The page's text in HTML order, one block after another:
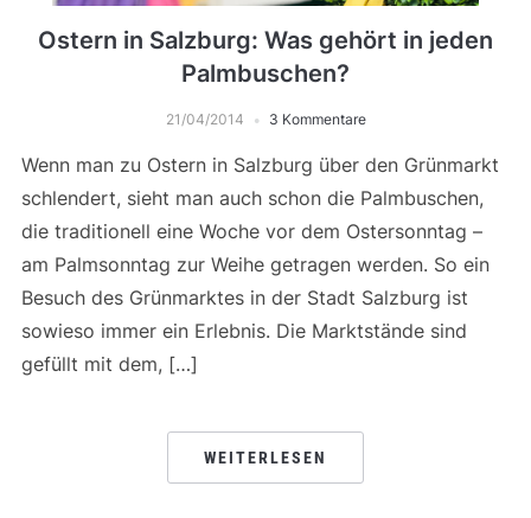
Ostern in Salzburg: Was gehört in jeden
Palmbuschen?
21/04/2014 3 Kommentare
Wenn man zu Ostern in Salzburg über den Grünmarkt
schlendert, sieht man auch schon die Palmbuschen,
die traditionell eine Woche vor dem Ostersonntag –
am Palmsonntag zur Weihe getragen werden. So ein
Besuch des Grünmarktes in der Stadt Salzburg ist
sowieso immer ein Erlebnis. Die Marktstände sind
gefüllt mit dem, […]
WEITERLESEN